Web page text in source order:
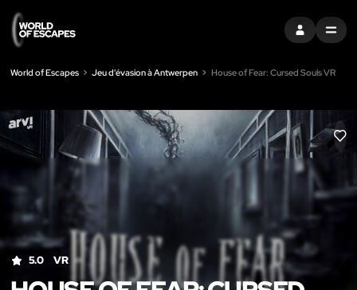
S'INSCRIREMENU
World of Escapes Jeu d'évasion à Antwerpen House of Fear: Cursed Souls VR
LIKE
5.0 VR